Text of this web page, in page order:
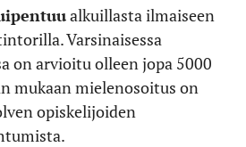
alkuillasta ilmaiseen
Varsinaisessa
on arvioitu olleen jopa 5000
mukaan mielenosoitus on
opiskelijoiden